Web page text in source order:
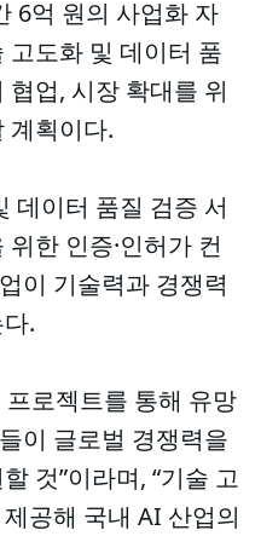
6억 원의 사업화 자
고도화 및 데이터 품
협업, 시장 확대를 위
계획이다.
데이터 품질 검증 서
한 인증·인허가 컨
이 기술력과 경쟁력
.
로젝트를 통해 유망
이 글로벌 경쟁력을
것”이라며, “기술 고
공해 국내 AI 산업의